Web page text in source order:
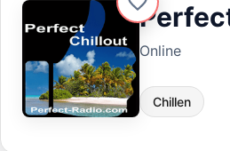
Online
Chillen